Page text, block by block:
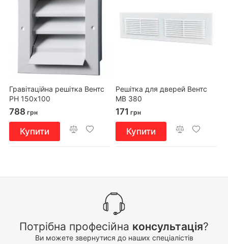
Гравітаційна решітка Вентс
РН 150х100
788 грн
Купити
Решітка для дверей Вентс
МВ 380
171 грн
Купити
Потрібна професійна консультація?
Ви можете звернутися до наших спеціалістів